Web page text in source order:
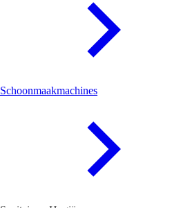
Schoonmaakmachines